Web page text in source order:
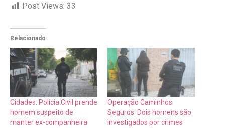
Post Views: 33
Relacionado
Cidades: Polícia Civil prende
homem suspeito de
manter ex-companheira
Operação Caminhos
Seguros: Dois homens são
investigados por crimes